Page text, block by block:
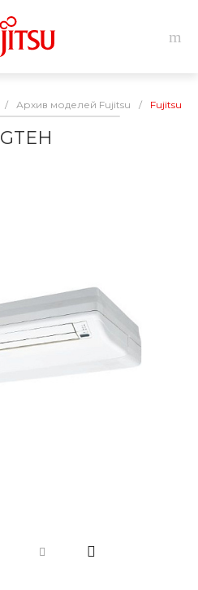
/ Архив моделей Fujitsu / Fujitsu